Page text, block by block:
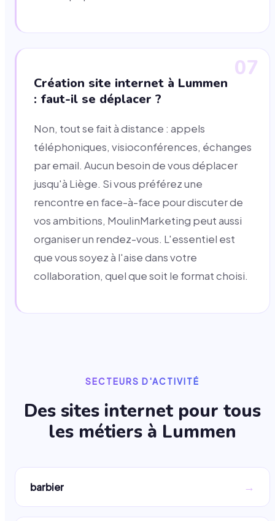
07
Création site internet à Lummen
: faut-il se déplacer ?
Non, tout se fait à distance : appels
téléphoniques, visioconférences, échanges
par email. Aucun besoin de vous déplacer
jusqu'à Liège. Si vous préférez une
rencontre en face-à-face pour discuter de
vos ambitions, MoulinMarketing peut aussi
organiser un rendez-vous. L'essentiel est
que vous soyez à l'aise dans votre
collaboration, quel que soit le format choisi.
SECTEURS D'ACTIVITÉ
Des sites internet pour tous
les métiers à Lummen
barbier →